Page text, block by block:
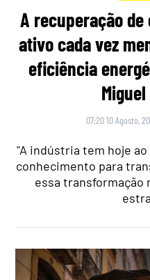
A recuperação
ativo cada vez
eficiência
07:20 10 Agosto,
"A indústria tem hoje
conhecimento para
essa transformação